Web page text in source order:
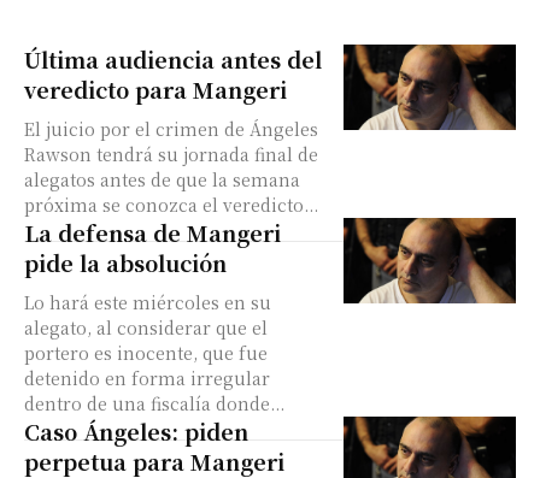
Última audiencia antes del
veredicto para Mangeri
El juicio por el crimen de Ángeles
Rawson tendrá su jornada final de
alegatos antes de que la semana
próxima se conozca el veredicto...
La defensa de Mangeri
pide la absolución
Lo hará este miércoles en su
alegato, al considerar que el
portero es inocente, que fue
detenido en forma irregular
dentro de una fiscalía donde...
Caso Ángeles: piden
perpetua para Mangeri